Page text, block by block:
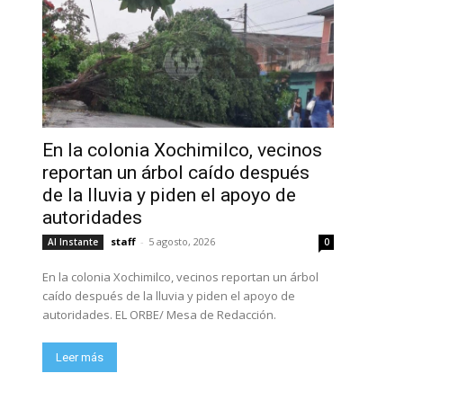
En la colonia Xochimilco, vecinos
reportan un árbol caído después
de la lluvia y piden el apoyo de
autoridades
Al Instante staff - 5 agosto, 2026 0
En la colonia Xochimilco, vecinos reportan un árbol
caído después de la lluvia y piden el apoyo de
autoridades. EL ORBE/ Mesa de Redacción.
Leer más